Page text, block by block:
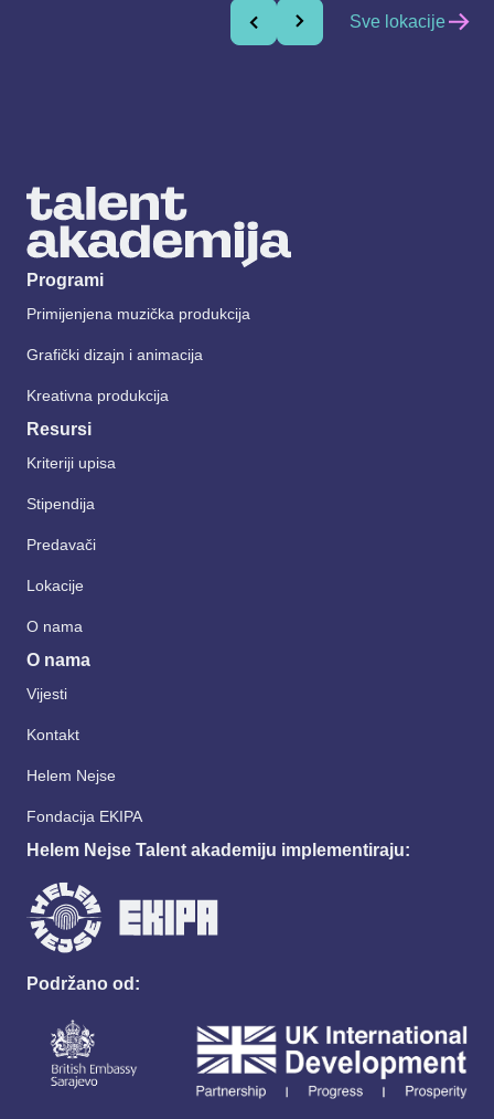
Sve lokacije
Programi
Primijenjena muzička produkcija
Grafički dizajn i animacija
Kreativna produkcija
Resursi
Kriteriji upisa
Stipendija
Predavači
Lokacije
O nama
O nama
Vijesti
Kontakt
Helem Nejse
Fondacija EKIPA
Helem Nejse Talent akademiju implementiraju:
Podržano od: